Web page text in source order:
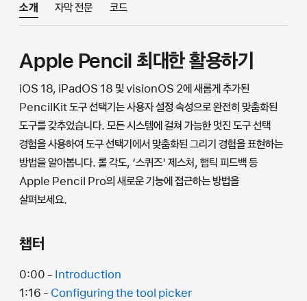
소개 자막 전문 코드
Apple Pencil 최대한 활용하기
iOS 18, iPadOS 18 및 visionOS 2에 새롭게 추가된
PencilKit 도구 선택기는 사용자 설정 속성으로 완전히 맞춤화된
도구를 갖추었습니다. 모든 시스템에 걸쳐 가능한 멋진 도구 선택
경험을 사용하여 도구 선택기에서 맞춤화된 그리기 경험을 표현하는
방법을 알아봅니다. 롤 각도, ‘스퀴즈' 제스처, 햅틱 피드백 등
Apple Pencil Pro의 새로운 기능에 접근하는 방법을
살펴보세요.
챕터
0:00 - Introduction
1:16 - Configuring the tool picker